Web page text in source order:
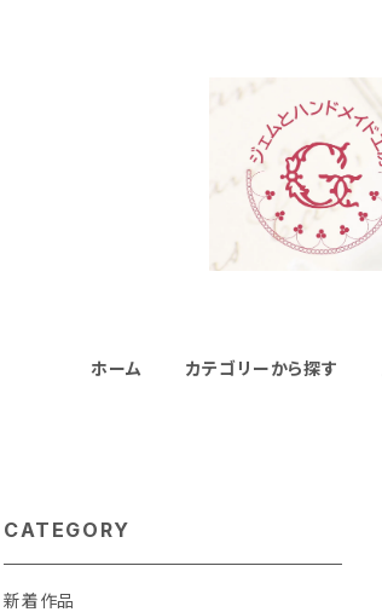
ホーム カテゴリーから探す
CATEGORY
新着作品